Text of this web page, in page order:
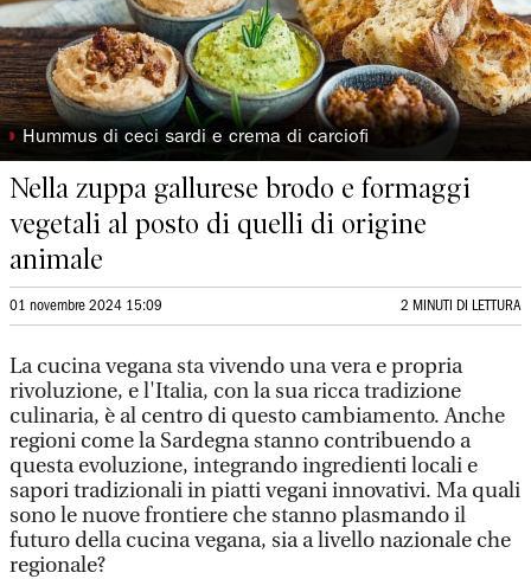
◗ Hummus di ceci sardi e crema di carciofi
Nella zuppa gallurese brodo e formaggi
vegetali al posto di quelli di origine
animale
01 novembre 2024 15:09 2 MINUTI DI LETTURA
La cucina vegana sta vivendo una vera e propria
rivoluzione, e l'Italia, con la sua ricca tradizione
culinaria, è al centro di questo cambiamento. Anche
regioni come la Sardegna stanno contribuendo a
questa evoluzione, integrando ingredienti locali e
sapori tradizionali in piatti vegani innovativi. Ma quali
sono le nuove frontiere che stanno plasmando il
futuro della cucina vegana, sia a livello nazionale che
regionale?